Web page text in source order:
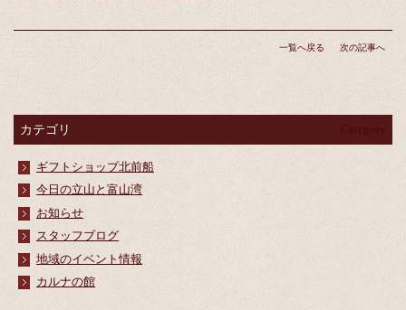
一覧へ戻る 次の記事へ
カテゴリ
ギフトショップ北前船
今日の立山と富山湾
お知らせ
スタッフブログ
地域のイベント情報
カルナの館